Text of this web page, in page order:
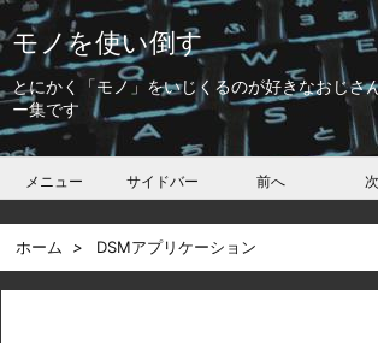
モノを使い倒す
とにかく「モノ」をいじくるのが好きなおじさ
ー集です
メニュー サイドバー 前へ
ホーム > DSMアプリケーション